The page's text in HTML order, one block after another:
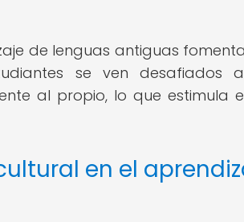
de lenguas antiguas
se ven desafiados
al propio, lo que estimula
en el